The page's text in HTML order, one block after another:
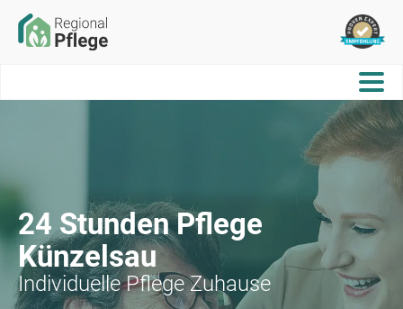
24 Stunden Pflege
Künzelsau
Individuelle Pflege Zuhause